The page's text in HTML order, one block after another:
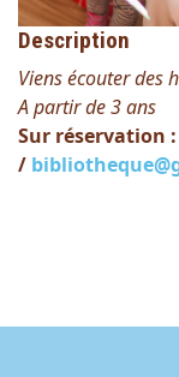
Description
Viens écouter des
A partir de 3 ans
Sur réservation :
/